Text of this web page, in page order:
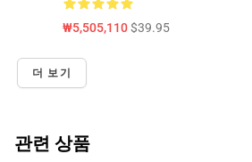
₩5,505,110$39.95
더 보기
관련 상품